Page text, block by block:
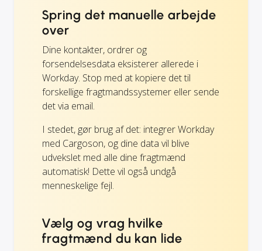
Spring det manuelle arbejde
over
Dine kontakter, ordrer og
forsendelsesdata eksisterer allerede i
Workday. Stop med at kopiere det til
forskellige fragtmandssystemer eller sende
det via email.
I stedet, gør brug af det: integrer Workday
med Cargoson, og dine data vil blive
udvekslet med alle dine fragtmænd
automatisk! Dette vil også undgå
menneskelige fejl.
Vælg og vrag hvilke
fragtmænd du kan lide